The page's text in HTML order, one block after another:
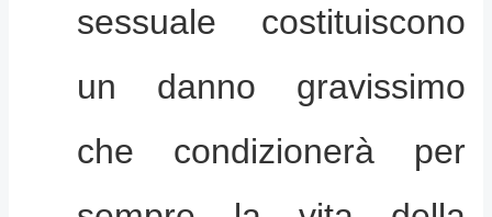
sessuale costituiscono
un danno gravissimo
che condizionerà per